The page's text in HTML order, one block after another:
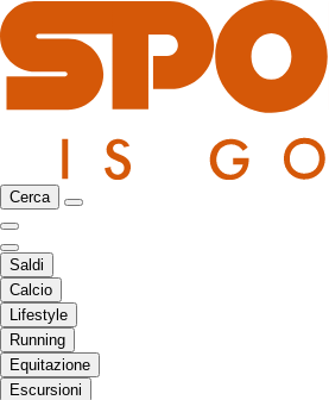
Cerca
Saldi
Calcio
Lifestyle
Running
Equitazione
Escursioni